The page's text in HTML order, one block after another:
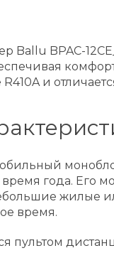
BPAC-
и
года. Его
жилые
время.
пультом